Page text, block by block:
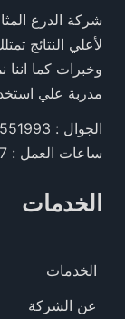
شركة الدرع
لأعلي النتائج
وخبرات كما اننا
مدربة علي
الجوال : 0553551993
ساعات العمل : 7ايام اسبوعيا / 24 ساعة يوميا
الخدمات
الخدمات
عن الشركة